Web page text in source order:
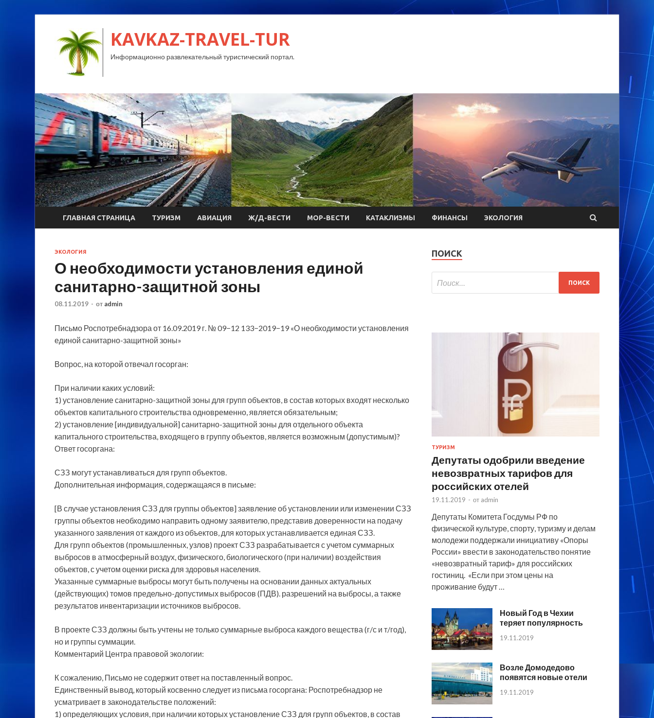
KAVKAZ-TRAVEL-TUR
Информационно развлекательный туристический портал.
ГЛАВНАЯ СТРАНИЦА ТУРИЗМ АВИАЦИЯ Ж/Д-ВЕСТИ МОР-ВЕСТИ КАТАКЛИЗМЫ ФИНАНСЫ ЭКОЛОГИЯ
ЭКОЛОГИЯ
О необходимости установления единой
санитарно-защитной зоны
08.11.2019 - от admin
Письмо Роспотребнадзора от 16.09.2019 г. № 09−12 133−2019−19 «О необходимости установления
единой санитарно-защитной зоны»
Вопрос, на которой отвечал госорган:
При наличии каких условий:
1) установление санитарно-защитной зоны для групп объектов, в состав которых входят несколько
объектов капитального строительства одновременно, является обязательным;
2) установление [индивидуальной] санитарно-защитной зоны для отдельного объекта
капитального строительства, входящего в группу объектов, является возможным (допустимым)?
Ответ госоргана:
СЗЗ могут устанавливаться для групп объектов.
Дополнительная информация, содержащаяся в письме:
[В случае установления СЗЗ для группы объектов] заявление об установлении или изменении СЗЗ
группы объектов необходимо направить одному заявителю, представив доверенности на подачу
указанного заявления от каждого из объектов, для которых устанавливается единая СЗЗ.
Для групп объектов (промышленных, узлов) проект СЗЗ разрабатывается с учетом суммарных
выбросов в атмосферный воздух, физического, биологического (при наличии) воздействия
объектов, с учетом оценки риска для здоровья населения.
Указанные суммарные выбросы могут быть получены на основании данных актуальных
(действующих) томов предельно-допустимых выбросов (ПДВ). разрешений на выбросы, а также
результатов инвентаризации источников выбросов.
В проекте СЗЗ должны быть учтены не только суммарные выброса каждого вещества (г/с и т/год),
но и группы суммации.
Комментарий Центра правовой экологии:
К сожалению, Письмо не содержит ответ на поставленный вопрос.
Единственный вывод, который косвенно следует из письма госоргана: Роспотребнадзор не
усматривает в законодательстве положений:
1) определяющих условия, при наличии которых установление СЗЗ для групп объектов, в состав
ПОИСК
ТУРИЗМ
Депутаты одобрили введение
невозвратных тарифов для
российских отелей
19.11.2019 - от admin
Депутаты Комитета Госдумы РФ по
физической культуре, спорту, туризму и делам
молодежи поддержали инициативу «Опоры
России» ввести в законодательство понятие
«невозвратный тариф» для российских
гостиниц. «Если при этом цены на
проживание будут …
Новый Год в Чехии
теряет популярность
19.11.2019
Возле Домодедово
появятся новые отели
19.11.2019